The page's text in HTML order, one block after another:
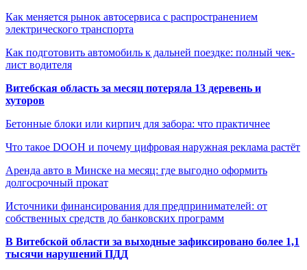
Как меняется рынок автосервиса с распространением
электрического транспорта
Как подготовить автомобиль к дальней поездке: полный чек-
лист водителя
Витебская область за месяц потеряла 13 деревень и
хуторов
Бетонные блоки или кирпич для забора: что практичнее
Что такое DOOH и почему цифровая наружная реклама растёт
Аренда авто в Минске на месяц: где выгодно оформить
долгосрочный прокат
Источники финансирования для предпринимателей: от
собственных средств до банковских программ
В Витебской области за выходные зафиксировано более 1,1
тысячи нарушений ПДД